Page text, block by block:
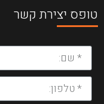
טופס יצירת קשר